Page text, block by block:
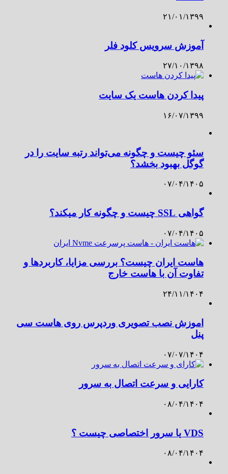
۲۱/۰۱/۱۳۹۹
آموزش سرویس کلود فلر
۲۷/۱۰/۱۳۹۸
پیدا کردن هاست یک سایت
۱۶/۰۷/۱۳۹۹
سئو چیست و چگونه می‌تواند رتبه سایت را در
گوگل بهبود بخشد؟
۰۷/۰۴/۱۴۰۵
گواهی SSL چیست و چگونه کار میکند؟
۰۷/۰۴/۱۴۰۵
هاست ایران چیست؟ بررسی مزایا، کاربردها و
تفاوت آن با هاست خارج
۲۴/۱۱/۱۴۰۴
اموزش نصب تصویری وردپرس روی هاست سی
پنل
۰۷/۰۷/۱۴۰۴
کارایی و سرعت اتصال به سرور
۰۸/۰۴/۱۴۰۴
VDS یا سرور اختصاصی چیست ؟
۰۸/۰۴/۱۴۰۴